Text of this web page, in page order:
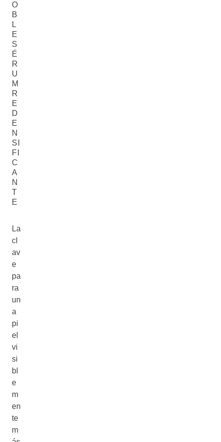
O
B
L
E
S
É
R
U
M
R
E
D
E
N
SI
FI
C
A
N
T
E
La
cl
av
e
pa
ra
un
a
pi
el
vi
si
bl
e
m
en
te
m